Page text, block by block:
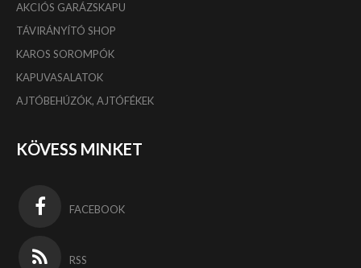
AKCIÓS GARÁZSKAPU
TÁVIRÁNYÍTÓ SHOP
KAROS SOROMPÓK
KAPUVASALATOK
AJTÓBEHÚZÓK, AJTÓFÉKEK
KÖVESS MINKET
FACEBOOK
RSS